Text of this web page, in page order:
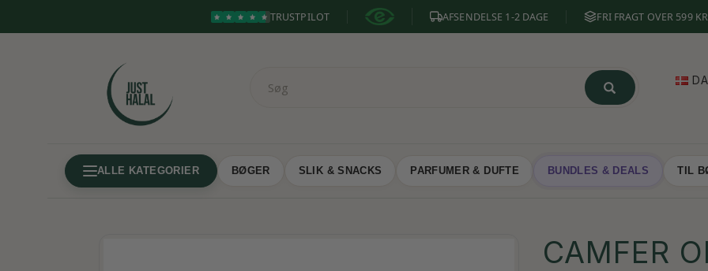
TRUSTPILOT AFSENDELSE 1-2 DAGE FRI FRAGT OVER 599
DA
ALLE KATEGORIER BØGER SLIK & SNACKS PARFUMER & DUFTE BUNDLES & DEALS TIL
CAMFER